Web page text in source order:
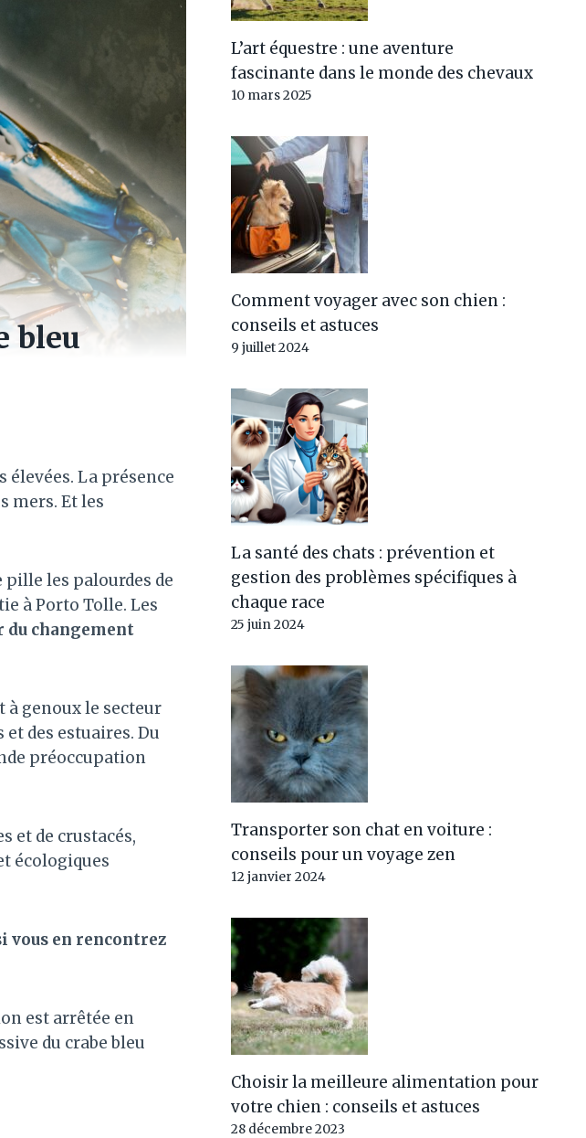
bleu
élevées. La présence
mers. Et les
pille les palourdes de
à Porto Tolle. Les
du changement
à genoux le secteur
des estuaires. Du
préoccupation
et de crustacés,
écologiques
vous en rencontrez
est arrêtée en
du crabe bleu
L’art équestre : une aventure
fascinante dans le monde des chevaux
10 mars 2025
Comment voyager avec son chien :
conseils et astuces
9 juillet 2024
La santé des chats : prévention et
gestion des problèmes spécifiques à
chaque race
25 juin 2024
Transporter son chat en voiture :
conseils pour un voyage zen
12 janvier 2024
Choisir la meilleure alimentation pour
votre chien : conseils et astuces
28 décembre 2023